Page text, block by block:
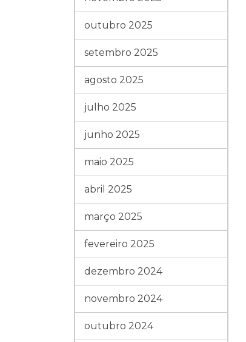
outubro 2025
setembro 2025
agosto 2025
julho 2025
junho 2025
maio 2025
abril 2025
março 2025
fevereiro 2025
dezembro 2024
novembro 2024
outubro 2024